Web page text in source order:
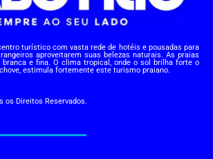
turístico com vasta rede de hotéis e pousadas para
aproveitarem suas belezas naturais. As praias
e fina. O clima tropical, onde o sol brilha forte o
estimula fortemente este turismo praiano.
os Direitos Reservados.